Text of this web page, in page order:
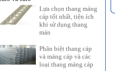
Lựa chọn thang máng
cáp tốt nhất, tiện ích
khi sử dụng thang
mán
Phân biệt thang cáp
và máng cáp và các
loại thang máng cáp